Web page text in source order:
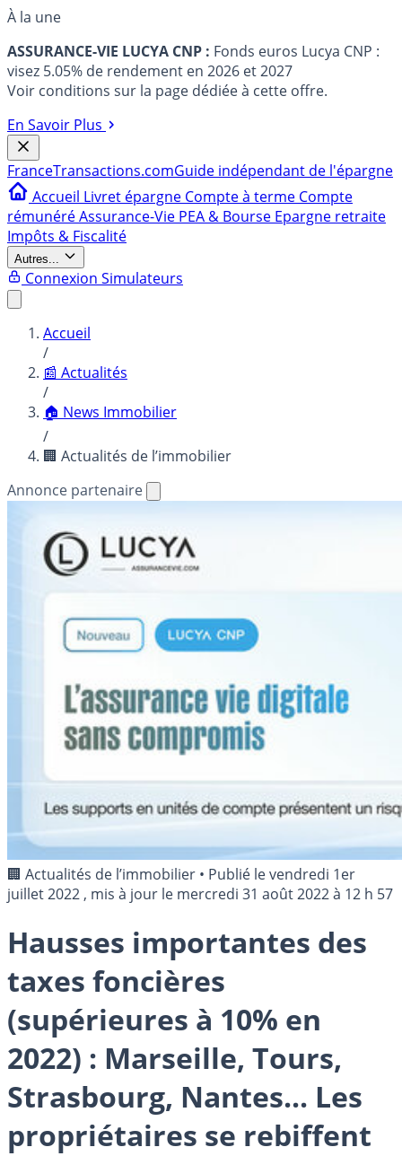
À la une
ASSURANCE-VIE LUCYA CNP : Fonds euros Lucya CNP :
visez 5.05% de rendement en 2026 et 2027
Voir conditions sur la page dédiée à cette offre.
En Savoir Plus
FranceTransactions.comGuide indépendant de l'épargne
Accueil Livret épargne Compte à terme Compte
rémunéréAssurance-Vie PEA & Bourse Epargne retraite
Impôts & Fiscalité
Autres...
Connexion Simulateurs
Accueil
/
📰 Actualités
/
🏠 News Immobilier
/
🏢 Actualités de l’immobilier
Annonce partenaire
🏢 Actualités de l’immobilier • Publié levendredi 1er
juillet 2022 , mis à jour le mercredi 31 août 2022 à 12 h 57
Hausses importantes des
taxes foncières
(supérieures à 10% en
2022) : Marseille, Tours,
Strasbourg, Nantes... Les
propriétaires se rebiffent